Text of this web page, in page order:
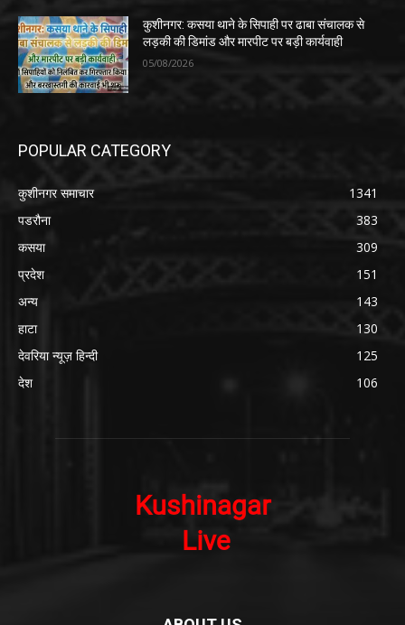
कुशीनगर: कसया थाने के सिपाही पर ढाबा संचालक से
लड़की की डिमांड और मारपीट पर बड़ी कार्यवाही
05/08/2026
POPULAR CATEGORY
कुशीनगर समाचार
1341
पडरौना
383
कसया
309
प्रदेश
151
अन्य
143
हाटा
130
देवरिया न्यूज़ हिन्दी
125
देश
106